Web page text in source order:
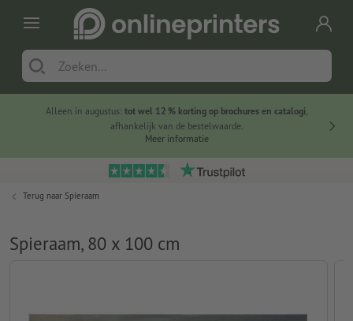
Alleen in augustus: tot wel 12 % korting op brochures en catalogi,
afhankelijk van de bestelwaarde.
Meer informatie
Terug naar Spieraam
Spieraam, 80 x 100 cm